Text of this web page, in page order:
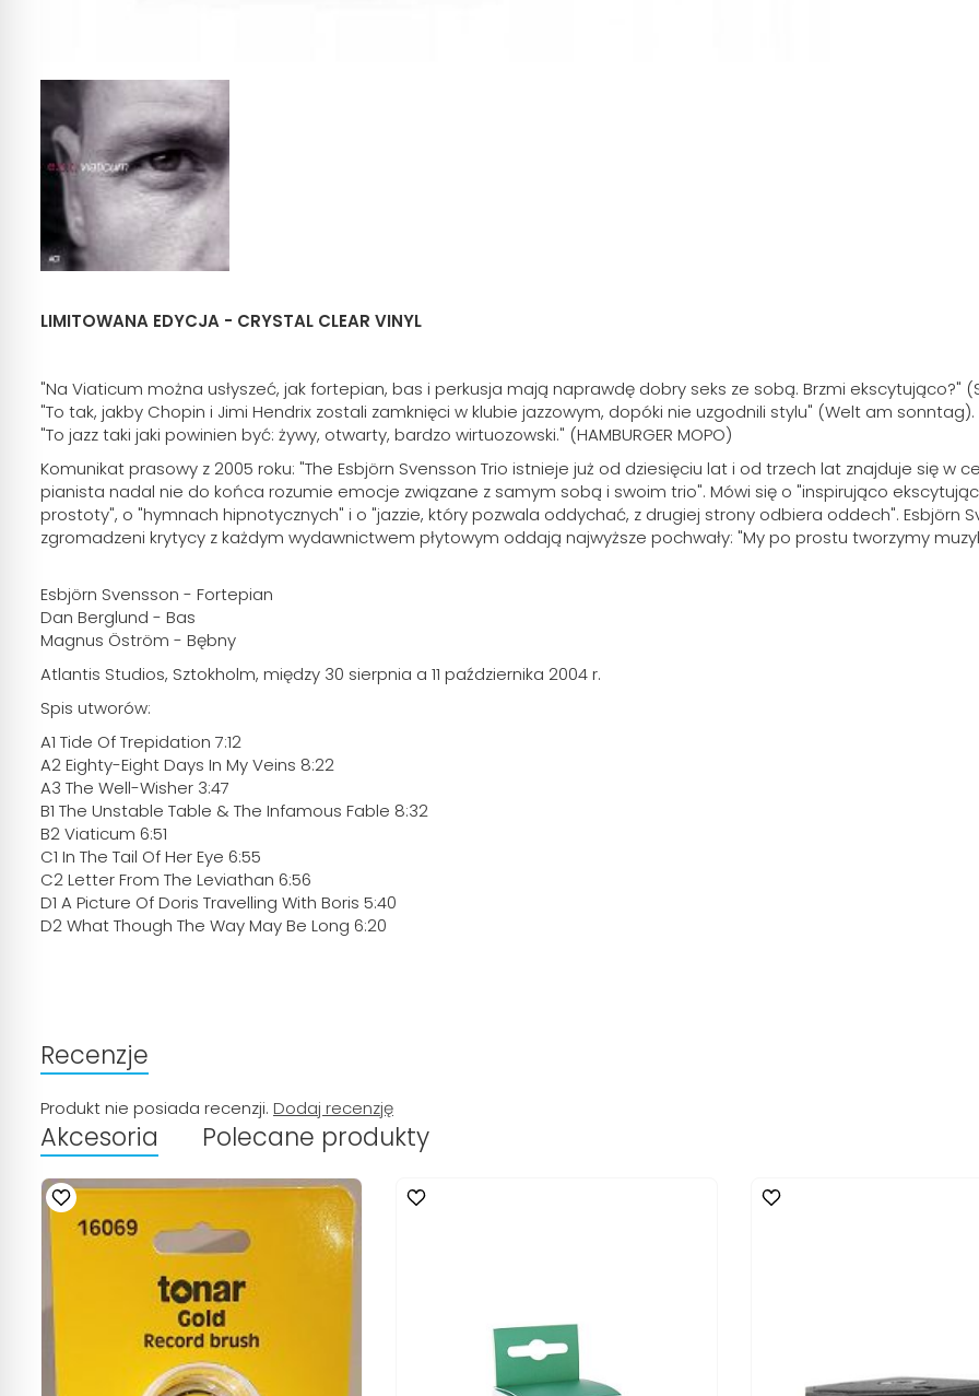
LIMITOWANA EDYCJA - CRYSTAL CLEAR VINYL
"Na Viaticum można usłyszeć, jak fortepian, bas i perkusja mają naprawdę dobry seks ze sobą. Brzmi ekscytująco?"
"To tak, jakby Chopin i Jimi Hendrix zostali zamknięci w klubie jazzowym, dopóki nie uzgodnili stylu" (Welt am sonntag).
"To jazz taki jaki powinien być: żywy, otwarty, bardzo wirtuozowski." (HAMBURGER MOPO)
Komunikat prasowy z 2005 roku: "The Esbjörn Svensson Trio istnieje już od dziesięciu lat i od trzech lat znajduje się
pianista nadal nie do końca rozumie emocje związane z samym sobą i swoim trio". Mówi się o "inspirująco
prostoty", o "hymnach hipnotycznych" i o "jazzie, który pozwala oddychać, z drugiej strony odbiera oddech". Esbjörn
zgromadzeni krytycy z każdym wydawnictwem płytowym oddają najwyższe pochwały: "My po prostu tworzymy
Esbjörn Svensson - Fortepian
Dan Berglund - Bas
Magnus Öström - Bębny
Atlantis Studios, Sztokholm, między 30 sierpnia a 11 października 2004 r.
Spis utworów:
A1 Tide Of Trepidation 7:12
A2 Eighty-Eight Days In My Veins 8:22
A3 The Well-Wisher 3:47
B1 The Unstable Table & The Infamous Fable 8:32
B2 Viaticum 6:51
C1 In The Tail Of Her Eye 6:55
C2 Letter From The Leviathan 6:56
D1 A Picture Of Doris Travelling With Boris 5:40
D2 What Though The Way May Be Long 6:20
Recenzje
Produkt nie posiada recenzji. Dodaj recenzję
Akcesoria Polecane produkty